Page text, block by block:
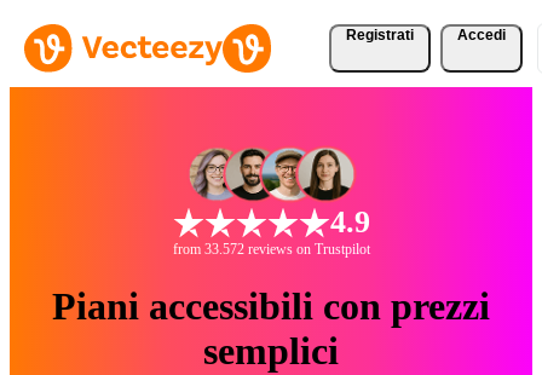
Registrati Accedi
4.9
from 33.572 reviews on Trustpilot
Piani accessibili con prezzi
semplici